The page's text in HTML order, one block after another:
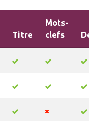
Titre
Mots-
clefs